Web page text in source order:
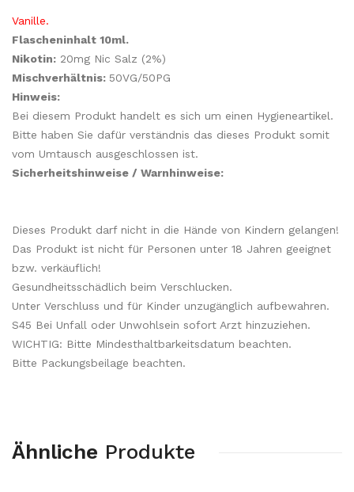
Vanille.
Flascheninhalt 10ml.
Nikotin: 20mg Nic Salz (2%)
Mischverhältnis: 50VG/50PG
Hinweis:
Bei diesem Produkt handelt es sich um einen Hygieneartikel.
Bitte haben Sie dafür verständnis das dieses Produkt somit
vom Umtausch ausgeschlossen ist.
Sicherheitshinweise / Warnhinweise:
Dieses Produkt darf nicht in die Hände von Kindern gelangen!
Das Produkt ist nicht für Personen unter 18 Jahren geeignet
bzw. verkäuflich!
Gesundheitsschädlich beim Verschlucken.
Unter Verschluss und für Kinder unzugänglich aufbewahren.
S45 Bei Unfall oder Unwohlsein sofort Arzt hinzuziehen.
WICHTIG: Bitte Mindesthaltbarkeitsdatum beachten.
Bitte Packungsbeilage beachten.
Ähnliche Produkte